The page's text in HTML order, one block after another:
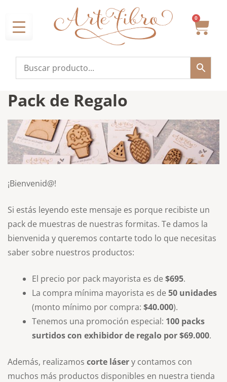
0
Pack de Regalo
¡Bienvenid@!
Si estás leyendo este mensaje es porque recibiste un
pack de muestras de nuestras formitas. Te damos la
bienvenida y queremos contarte todo lo que necesitas
saber sobre nuestros productos:
El precio por pack mayorista es de $695.
La compra mínima mayorista es de 50 unidades
(monto mínimo por compra: $40.000).
Tenemos una promoción especial: 100 packs
surtidos con exhibidor de regalo por $69.000.
Además, realizamos corte lásery contamos con
muchos más productos disponibles en nuestra tienda